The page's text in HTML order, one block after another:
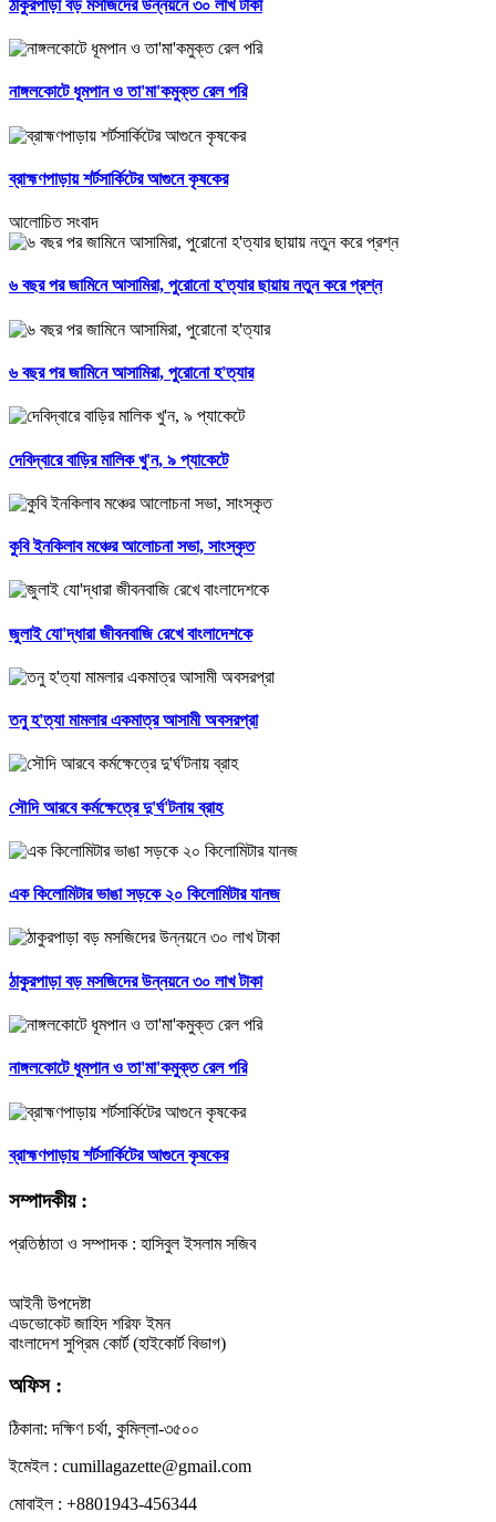
ঠাকুরপাড়া বড় মসজিদের উন্নয়নে ৩০ লাখ টাকা
নাঙ্গলকোটে ধূমপান ও তা'মা'কমুক্ত রেল পরি
ব্রাহ্মণপাড়ায় শর্টসার্কিটের আগুনে কৃষকের
আলোচিত সংবাদ
৬ বছর পর জামিনে আসামিরা, পুরোনো হ'ত্যার ছায়ায় নতুন করে প্রশ্ন
৬ বছর পর জামিনে আসামিরা, পুরোনো হ'ত্যার
দেবিদ্বারে বাড়ির মালিক খু'ন, ৯ প্যাকেটে
কুবি ইনকিলাব মঞ্চের আলোচনা সভা, সাংস্কৃত
জুলাই যো'দ্ধারা জীবনবাজি রেখে বাংলাদেশকে
তনু হ'ত্যা মামলার একমাত্র আসামী অবসরপ্রা
সৌদি আরবে কর্মক্ষেত্রে দু'র্ঘ'টনায় ব্রাহ
এক কিলোমিটার ভাঙা সড়কে ২০ কিলোমিটার যানজ
ঠাকুরপাড়া বড় মসজিদের উন্নয়নে ৩০ লাখ টাকা
নাঙ্গলকোটে ধূমপান ও তা'মা'কমুক্ত রেল পরি
ব্রাহ্মণপাড়ায় শর্টসার্কিটের আগুনে কৃষকের
সম্পাদকীয় :
প্রতিষ্ঠাতা ও সম্পাদক : হাসিবুল ইসলাম সজিব
আইনী উপদেষ্টা
এডভোকেট জাহিদ শরিফ ইমন
বাংলাদেশ সুপ্রিম কোর্ট (হাইকোর্ট বিভাগ)
অফিস :
ঠিকানা: দক্ষিণ চর্থা, কুমিল্লা-৩৫০০
ইমেইল : cumillagazette@gmail.com
মোবাইল : +8801943-456344